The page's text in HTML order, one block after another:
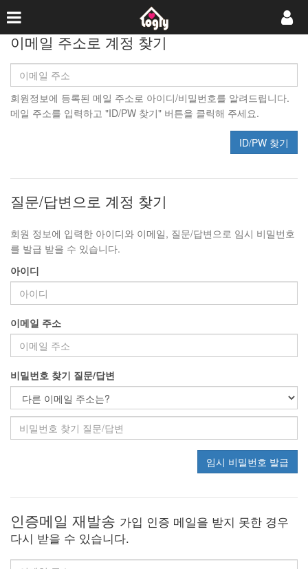
이메일 주소로 계정 찾기
회원정보에 등록된 메일 주소로 아이디/비밀번호를 알려드립니다.
메일 주소를 입력하고 "ID/PW 찾기" 버튼을 클릭해 주세요.
ID/PW 찾기
질문/답변으로 계정 찾기
회원 정보에 입력한 아이디와 이메일, 질문/답변으로 임시 비밀번호
를 발급 받을 수 있습니다.
아이디
이메일 주소
비밀번호 찾기 질문/답변
임시 비밀번호 발급
인증메일 재발송 가입 인증 메일을 받지 못한 경우
다시 받을 수 있습니다.